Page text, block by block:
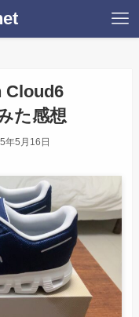
Cloud6
た感想
年5月16日